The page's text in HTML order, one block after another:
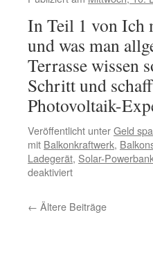
In Teil 1 von Ich
und was man
Terrasse wissen
Schritt und
Photovoltaik-
Veröffentlicht unterGeld
mit Balkonkraftwerk,
Ladegerät, Solar-
deaktiviert
← Ältere Beiträge